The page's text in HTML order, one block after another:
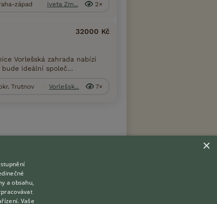
západ Iveta Zm... 2×
32000 Kč
Vorlešská zahrada nabízí
ideální společ...
Trutnov Vorlešsk... 7×
×
a obsahu,
Vaše